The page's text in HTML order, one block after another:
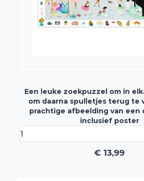
Een leuke zoekpuzzel om in
om daarna spulletjes terug te
prachtige afbeelding van een
inclusief poster
€ 13,99